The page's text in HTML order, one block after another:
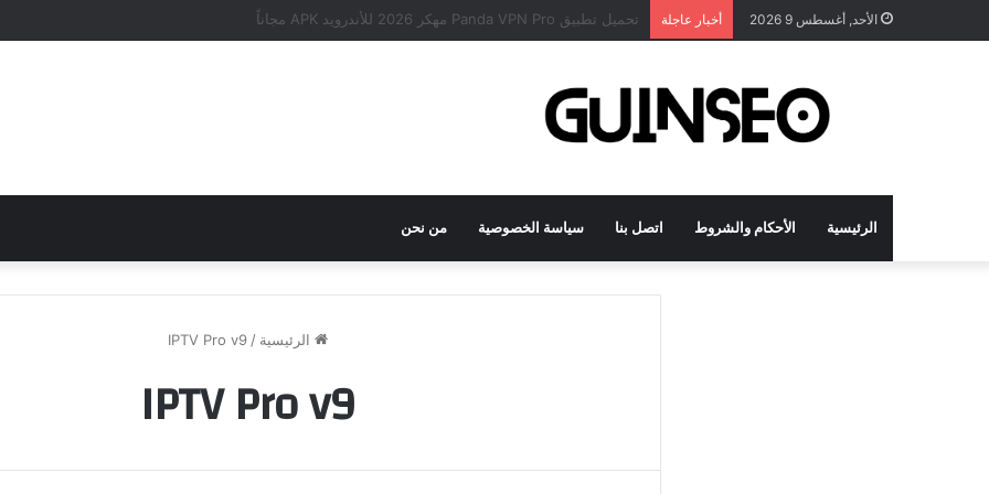
الأحد, أغسطس 9 2026 أخبار عاجلة تحميل تطبيق DrawNote مهكر 2026 النسخة المدفوعة للأندرويد مجاناً
الرئيسية الأحكام والشروط اتصل بنا سياسة الخصوصية من نحن
الرئيسية /
IPTV Pro v9
IPTV Pro v9